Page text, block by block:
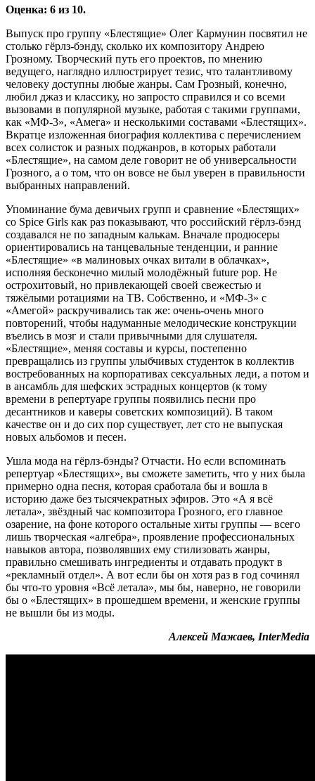
Оценка: 6 из 10.
Выпуск про группу «Блестящие» Олег Кармунин посвятил не
столько гёрлз-бэнду, сколько их композитору Андрею
Грозному. Творческий путь его проектов, по мнению
ведущего, наглядно иллюстрирует тезис, что талантливому
человеку доступны любые жанры. Сам Грозный, конечно,
любил джаз и классику, но запросто справился и со всеми
вызовами в популярной музыке, работая с такими группами,
как «МФ-3», «Амега» и несколькими составами «Блестящих».
Вкратце изложенная биография коллектива с перечислением
всех солисток и разных поджанров, в которых работали
«Блестящие», на самом деле говорит не об универсальности
Грозного, а о том, что он вовсе не был уверен в правильности
выбранных направлений.
Упоминание бума девичьих групп и сравнение «Блестящих»
со Spice Girls как раз показывают, что российский гёрлз-бэнд
создавался не по западным калькам. Вначале продюсеры
ориентировались на танцевальные тенденции, и ранние
«Блестящие» «в малиновых очках витали в облачках»,
исполняя бесконечно милый молодёжный future pop. Не
острохитовый, но привлекающей своей свежестью и
тяжёлыми ротациями на ТВ. Собственно, и «МФ-3» с
«Амегой» раскручивались так же: очень-очень много
повторений, чтобы надуманные мелодические конструкции
въелись в мозг и стали привычными для слушателя.
«Блестящие», меняя составы и курсы, постепенно
превращались из группы улыбчивых студенток в коллектив
востребованных на корпоративах сексуальных леди, а потом и
в ансамбль для шефских эстрадных концертов (к тому
времени в репертуаре группы появились песни про
десантников и каверы советских композиций). В таком
качестве он и до сих пор существует, лет сто не выпуская
новых альбомов и песен.
Ушла мода на гёрлз-бэнды? Отчасти. Но если вспоминать
репертуар «Блестящих», вы сможете заметить, что у них была
примерно одна песня, которая сработала бы и вошла в
историю даже без тысячекратных эфиров. Это «А я всё
летала», звёздный час композитора Грозного, его главное
озарение, на фоне которого остальные хиты группы — всего
лишь творческая «алгебра», проявление профессиональных
навыков автора, позволявших ему стилизовать жанры,
правильно смешивать ингредиенты и отдавать продукт в
«рекламный отдел». А вот если бы он хотя раз в год сочинял
бы что-то уровня «Всё летала», мы бы, наверно, не говорили
бы о «Блестящих» в прошедшем времени, и женские группы
не вышли бы из моды.
Алексей Мажаев, InterMedia